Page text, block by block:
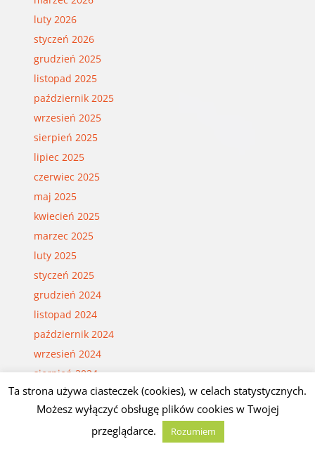
luty 2026
styczeń 2026
grudzień 2025
listopad 2025
październik 2025
wrzesień 2025
sierpień 2025
lipiec 2025
czerwiec 2025
maj 2025
kwiecień 2025
marzec 2025
luty 2025
styczeń 2025
grudzień 2024
listopad 2024
październik 2024
wrzesień 2024
sierpień 2024
lipiec 2024
czerwiec 2024
Ta strona używa ciasteczek (cookies), w celach statystycznych.
Możesz wyłączyć obsługę plików cookies w Twojej
przeglądarce.
Rozumiem